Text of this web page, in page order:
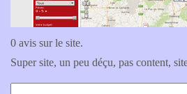
0 avis sur le site.
Super site, un peu déçu, pas content,